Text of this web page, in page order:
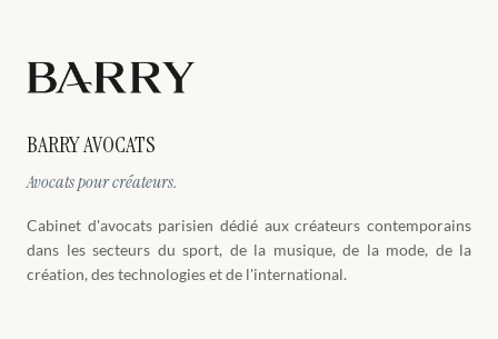
BARRY AVOCATS
Avocats pour créateurs.
Cabinet d'avocats parisien dédié aux créateurs contemporains
dans les secteurs du sport, de la musique, de la mode, de la
création, des technologies et de l'international.